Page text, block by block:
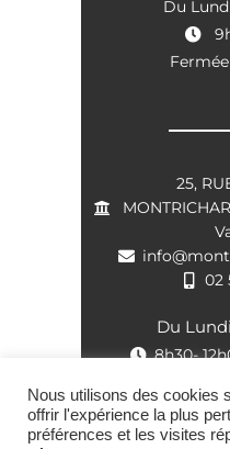
Du
25,
02
Du
8h30-
Nous utilisons des cookies
offrir l'expérience la plus
préférences et les visites